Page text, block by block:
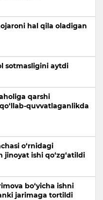
hal qila oladigan
sotmasligini aytdi
qarshi
quvvatlaganlikda
o‘rnidagi
ishi qo‘zg‘atildi
bo‘yicha ishni
jarimaga tortildi